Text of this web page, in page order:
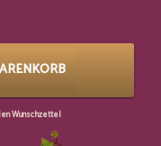
Wunschzettel